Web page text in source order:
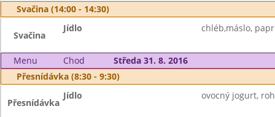
Svačina (14:00 - 14:30)
Svačina
Jídlo chléb,máslo,
Menu Chod
Středa 31. 8. 2016
Přesnídávka (8:30 - 9:30)
Přesnídávka
Jídlo ovocný jogurt,